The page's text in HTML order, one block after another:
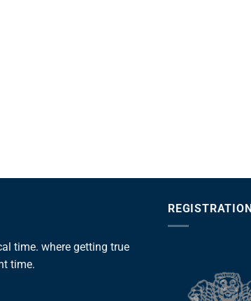
time. where getting true
time.
REGISTRATION